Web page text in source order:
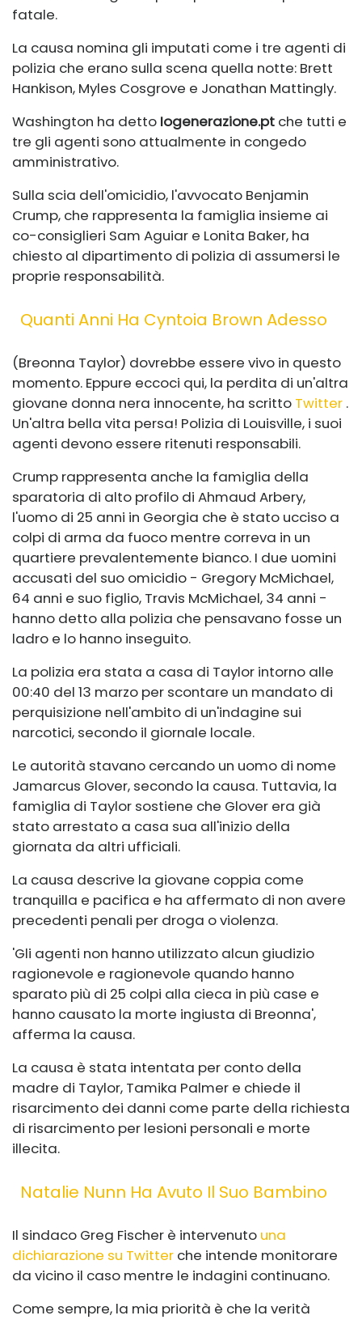
fatale.
La causa nomina gli imputati come i tre agenti di
polizia che erano sulla scena quella notte: Brett
Hankison, Myles Cosgrove e Jonathan Mattingly.
Washington ha detto Iogenerazione.pt che tutti e
tre gli agenti sono attualmente in congedo
amministrativo.
Sulla scia dell'omicidio, l'avvocato Benjamin
Crump, che rappresenta la famiglia insieme ai
co-consiglieri Sam Aguiar e Lonita Baker, ha
chiesto al dipartimento di polizia di assumersi le
proprie responsabilità.
Quanti Anni Ha Cyntoia Brown Adesso
(Breonna Taylor) dovrebbe essere vivo in questo
momento. Eppure eccoci qui, la perdita di un'altra
giovane donna nera innocente, ha scritto Twitter .
Un'altra bella vita persa! Polizia di Louisville, i suoi
agenti devono essere ritenuti responsabili.
Crump rappresenta anche la famiglia della
sparatoria di alto profilo di Ahmaud Arbery,
l'uomo di 25 anni in Georgia che è stato ucciso a
colpi di arma da fuoco mentre correva in un
quartiere prevalentemente bianco. I due uomini
accusati del suo omicidio - Gregory McMichael,
64 anni e suo figlio, Travis McMichael, 34 anni -
hanno detto alla polizia che pensavano fosse un
ladro e lo hanno inseguito.
La polizia era stata a casa di Taylor intorno alle
00:40 del 13 marzo per scontare un mandato di
perquisizione nell'ambito di un'indagine sui
narcotici, secondo il giornale locale.
Le autorità stavano cercando un uomo di nome
Jamarcus Glover, secondo la causa. Tuttavia, la
famiglia di Taylor sostiene che Glover era già
stato arrestato a casa sua all'inizio della
giornata da altri ufficiali.
La causa descrive la giovane coppia come
tranquilla e pacifica e ha affermato di non avere
precedenti penali per droga o violenza.
'Gli agenti non hanno utilizzato alcun giudizio
ragionevole e ragionevole quando hanno
sparato più di 25 colpi alla cieca in più case e
hanno causato la morte ingiusta di Breonna',
afferma la causa.
La causa è stata intentata per conto della
madre di Taylor, Tamika Palmer e chiede il
risarcimento dei danni come parte della richiesta
di risarcimento per lesioni personali e morte
illecita.
Natalie Nunn Ha Avuto Il Suo Bambino
Il sindaco Greg Fischer è intervenuto una
dichiarazione su Twitter che intende monitorare
da vicino il caso mentre le indagini continuano.
Come sempre, la mia priorità è che la verità